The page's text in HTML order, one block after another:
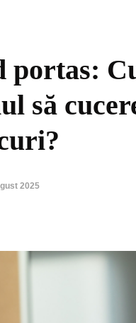
portas:
să
2025